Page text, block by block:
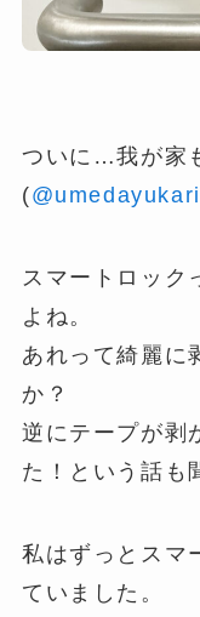
ついに…我が家
(@umedayukari
スマートロック
よね。
あれって綺麗に
か？
逆にテープが剥
た！という話も
私はずっとスマ
ていました。